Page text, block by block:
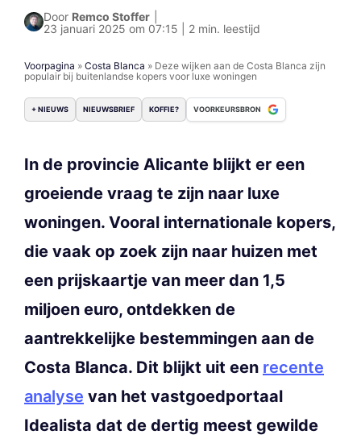
Door Remco Stoffer
23 januari 2025 om 07:15 | 2 min. leestijd
Voorpagina » Costa Blanca » Deze wijken aan de Costa Blanca zijn
populair bij buitenlandse kopers voor luxe woningen
+ NIEUWS NIEUWSBRIEF KOFFIE? VOORKEURSBRON
In de provincie Alicante blijkt er een
groeiende vraag te zijn naar luxe
woningen. Vooral internationale kopers,
die vaak op zoek zijn naar huizen met
een prijskaartje van meer dan 1,5
miljoen euro, ontdekken de
aantrekkelijke bestemmingen aan de
Costa Blanca. Dit blijkt uit een recente
analyse van het vastgoedportaal
Idealista dat de dertig meest gewilde